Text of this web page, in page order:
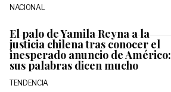
NACIONAL
El palo de Yamila Reyna a la
justicia chilena tras conocer el
inesperado anuncio de Américo:
sus palabras dicen mucho
TENDENCIA